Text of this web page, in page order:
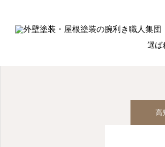
選ば
高